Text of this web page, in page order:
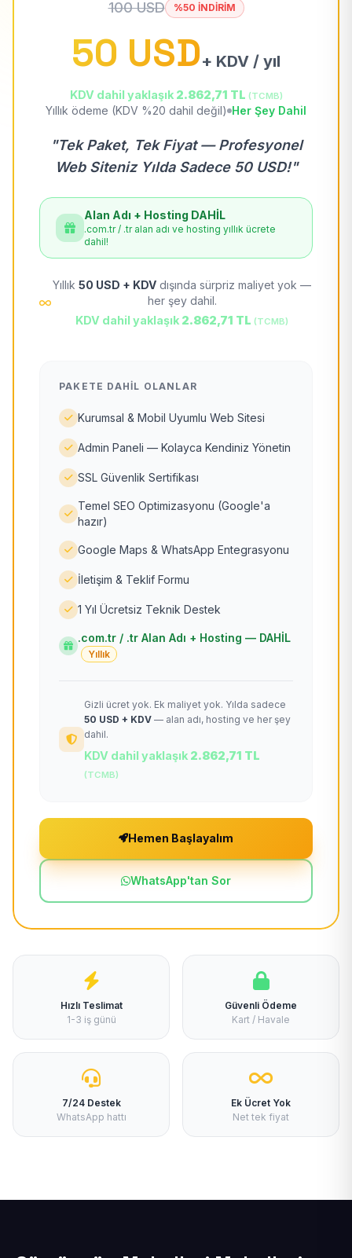
100 USD %50 İNDİRİM
50 USD+ KDV / yıl
KDV dahil yaklaşık 2.862,71 TL (TCMB)
Yıllık ödeme (KDV %20 dahil değil) Her Şey Dahil
"Tek Paket, Tek Fiyat — Profesyonel
Web Siteniz Yılda Sadece 50 USD!"
Alan Adı + Hosting DAHİL
.com.tr / .tr alan adı ve hosting yıllık ücrete
dahil!
Yıllık 50 USD + KDV dışında sürpriz maliyet yok —
her şey dahil.
KDV dahil yaklaşık 2.862,71 TL (TCMB)
PAKETE DAHIL OLANLAR
Kurumsal & Mobil Uyumlu Web Sitesi
Admin Paneli — Kolayca Kendiniz Yönetin
SSL Güvenlik Sertifikası
Temel SEO Optimizasyonu (Google'a
hazır)
Google Maps & WhatsApp Entegrasyonu
İletişim & Teklif Formu
1 Yıl Ücretsiz Teknik Destek
.com.tr / .tr Alan Adı + Hosting — DAHİL
Yıllık
Gizli ücret yok. Ek maliyet yok. Yılda sadece
50 USD + KDV — alan adı, hosting ve her şey
dahil.
KDV dahil yaklaşık 2.862,71 TL
(TCMB)
Hemen Başlayalım
WhatsApp'tan Sor
Hızlı Teslimat
1-3 iş günü
Güvenli Ödeme
Kart / Havale
7/24 Destek
WhatsApp hattı
Ek Ücret Yok
Net tek fiyat